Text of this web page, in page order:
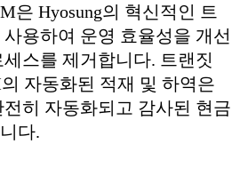
은 Hyosung의 혁신적인 트
용하여 운영 효율성을 개선
스를 제거합니다. 트랜짓
자동화된 적재 및 하역은
히 자동화되고 감사된 현금
다.